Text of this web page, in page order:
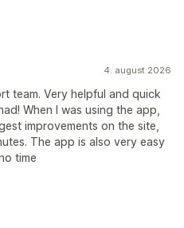
4. august 2026
team. Very helpful and quick
When I was using the app,
improvements on the site,
The app is also very easy
time